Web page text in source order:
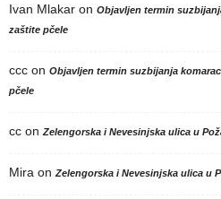
Ivan Mlakar on Objavljen termin
zaštite pčele
ccc on Objavljen termin suzbijanja
pčele
cc on Zelengorska i Nevesinjska ulica u
Mira on Zelengorska i Nevesinjska ulica u